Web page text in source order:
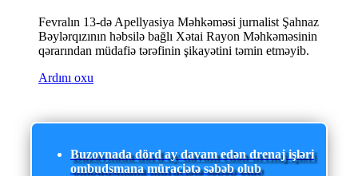
Fevralın 13-də Apellyasiya Məhkəməsi jurnalist Şahnaz
Bəylərqızının həbsilə bağlı Xətai Rayon Məhkəməsinin
qərarından müdafiə tərəfinin şikayətini təmin etməyib.
Ardını oxu
Buzovnada dörd ay davam edən drenaj işləri
ombudsmana müraciətə səbəb olub